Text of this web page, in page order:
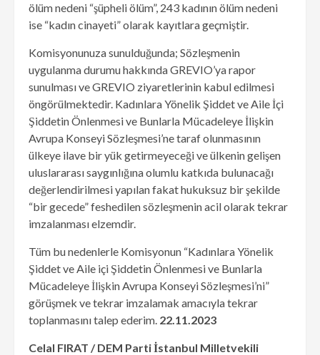
ölüm nedeni “şüpheli ölüm”, 243 kadının ölüm nedeni
ise “kadın cinayeti” olarak kayıtlara geçmiştir.
Komisyonunuza sunulduğunda; Sözleşmenin
uygulanma durumu hakkında GREVIO’ya rapor
sunulması ve GREVIO ziyaretlerinin kabul edilmesi
öngörülmektedir. Kadınlara Yönelik Şiddet ve Aile İçi
Şiddetin Önlenmesi ve Bunlarla Mücadeleye İlişkin
Avrupa Konseyi Sözleşmesi’ne taraf olunmasının
ülkeye ilave bir yük getirmeyeceği ve ülkenin gelişen
uluslararası saygınlığına olumlu katkıda bulunacağı
değerlendirilmesi yapılan fakat hukuksuz bir şekilde
“bir gecede” feshedilen sözleşmenin acil olarak tekrar
imzalanması elzemdir.
Tüm bu nedenlerle Komisyonun “Kadınlara Yönelik
Şiddet ve Aile içi Şiddetin Önlenmesi ve Bunlarla
Mücadeleye İlişkin Avrupa Konseyi Sözleşmesi’ni”
görüşmek ve tekrar imzalamak amacıyla tekrar
toplanmasını talep ederim. 22.11.2023
Celal FIRAT /DEM Parti İstanbul Milletvekili